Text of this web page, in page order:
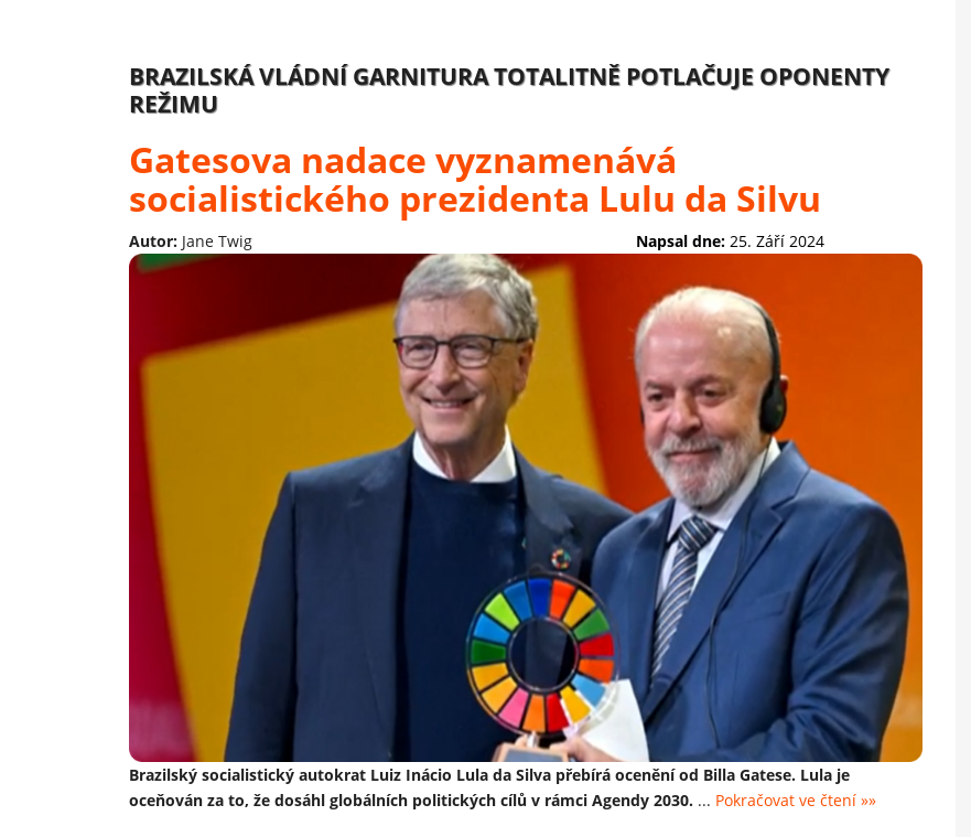
BRAZILSKÁ VLÁDNÍ GARNITURA TOTALITNĚ POTLAČUJE OPONENTY
REŽIMU
Gatesova nadace vyznamenává
socialistického prezidenta Lulu da Silvu
Autor: Jane Twig Napsal dne: 25. Září 2024
Brazilský socialistický autokrat Luiz Inácio Lula da Silva přebírá ocenění od Billa Gatese. Lula je
oceňován za to, že dosáhl globálních politických cílů v rámci Agendy 2030. ... Pokračovat ve čtení »»